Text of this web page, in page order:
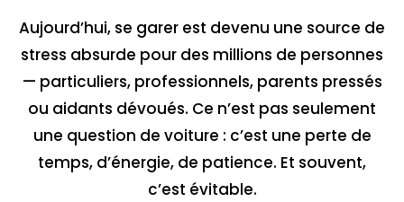
Aujourd’hui, se garer est devenu une source de
stress absurde pour des millions de personnes
— particuliers, professionnels, parents pressés
ou aidants dévoués. Ce n’est pas seulement
une question de voiture : c’est une perte de
temps, d’énergie, de patience. Et souvent,
c’est évitable.